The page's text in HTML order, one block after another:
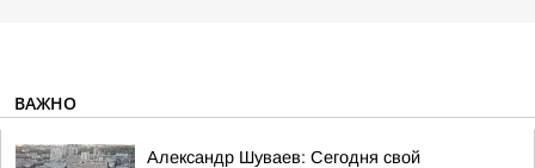
ВАЖНО
Александр Шуваев: Сегодня свой